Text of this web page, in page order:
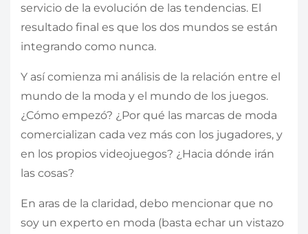
servicio de la evolución de las tendencias. El
resultado final es que los dos mundos se están
integrando como nunca.
Y así comienza mi análisis de la relación entre el
mundo de la moda y el mundo de los juegos.
¿Cómo empezó? ¿Por qué las marcas de moda
comercializan cada vez más con los jugadores, y
en los propios videojuegos? ¿Hacia dónde irán
las cosas?
En aras de la claridad, debo mencionar que no
soy un experto en moda (basta echar un vistazo